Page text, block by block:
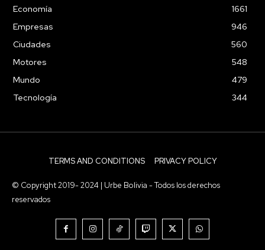
Economía
1661
Empresas
946
Ciudades
560
Motores
548
Mundo
479
Tecnología
344
TERMS AND CONDITIONS PRIVACY POLICY
© Copyright 2019- 2024 | Urbe Bolivia - Todos los derechos
reservados